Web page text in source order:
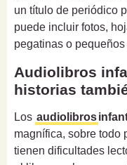
un título de periódico
puede incluir fotos,
pegatinas o
Audiolibros
historias
Los audiolibros
magnífica, sobre todo
tienen dificultades